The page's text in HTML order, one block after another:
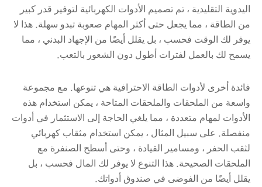
اليدوية التقليدية ، تم تصميم الأدوات الكهربائية لتوفير قدر كبير
من الطاقة ، مما يجعل حتى أكثر المهام صعوبة تبدو سهلة. هذا لا
يوفر لك الوقت فحسب ، بل يقلل أيضًا من الإجهاد البدني ، مما
يسمح لك بالعمل لفترات أطول دون الشعور بالتعب.
فائدة أخرى لأدوات الطاقة الاحترافية هي تنوعها. مع مجموعة
واسعة من الملحقات والملحقات المتاحة ، يمكن استخدام هذه
الأدوات لمهام متعددة ، مما يلغي الحاجة إلى الاستثمار في أدوات
منفصلة. على سبيل المثال ، يمكن استخدام مثقاب كهربائي
لثقب الحفر ، ومسامير القيادة ، وحتى أسطح الصنفرة مع
الملحقات الصحيحة. هذا التنوع لا يوفر لك المال فحسب ، بل
يقلل أيضًا من الفوضى في صندوق أدواتك.